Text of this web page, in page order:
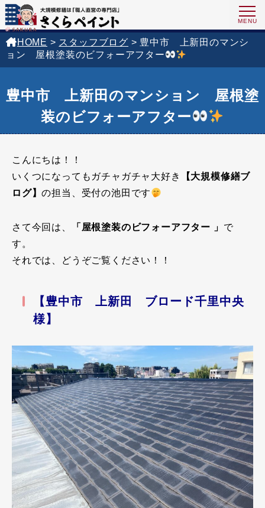
HOME > スタッフブログ > 豊中市 上新田のマンシ
ョン 屋根塗装のビフォーアフター
豊中市 上新田のマンション 屋根塗
装のビフォーアフター
こんにちは！！
いくつになってもガチャガチャ大好き
【大規模修繕ブ
ログ】の担当、受付の池田です
さて今回は、 「屋根塗装のビフォーアフター 」 で
す。
それでは、どうぞご覧ください！！
【豊中市 上新田 ブロード千里中央
様】